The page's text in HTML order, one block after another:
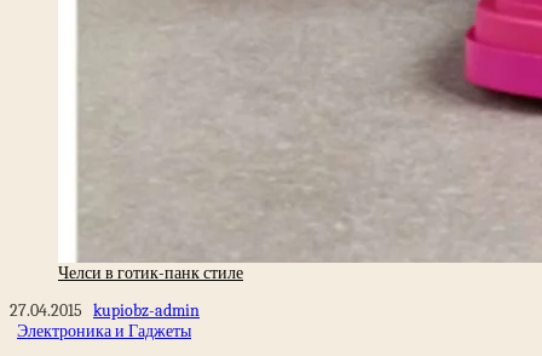
Челси в готик-панк стиле
27.04.2015 kupiobz-admin
Электроника и Гаджеты